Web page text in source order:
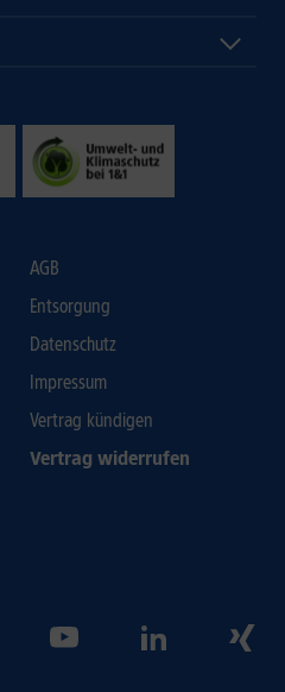
AGB
Entsorgung
Datenschutz
Impressum
Vertrag kündigen
Vertrag widerrufen